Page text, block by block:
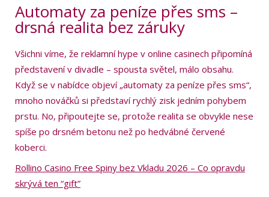
Automaty za peníze přes sms –
drsná realita bez záruky
Všichni víme, že reklamní hype v online casinech připomíná
představení v divadle – spousta světel, málo obsahu.
Když se v nabídce objeví „automaty za peníze přes sms“,
mnoho nováčků si představí rychlý zisk jedním pohybem
prstu. No, připoutejte se, protože realita se obvykle nese
spíše po drsném betonu než po hedvábné červené
koberci.
Rollino Casino Free Spiny bez Vkladu 2026 – Co opravdu
skrývá ten “gift”